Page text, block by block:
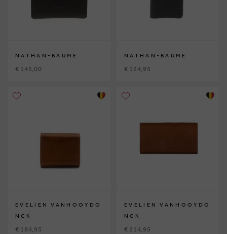
NATHAN-BAUME
€ 145,00
NATHAN-BAUME
€ 124,95
EVELIEN VANHOOYDO
NCK
€ 184,95
EVELIEN VANHOOYDO
NCK
€ 214,95